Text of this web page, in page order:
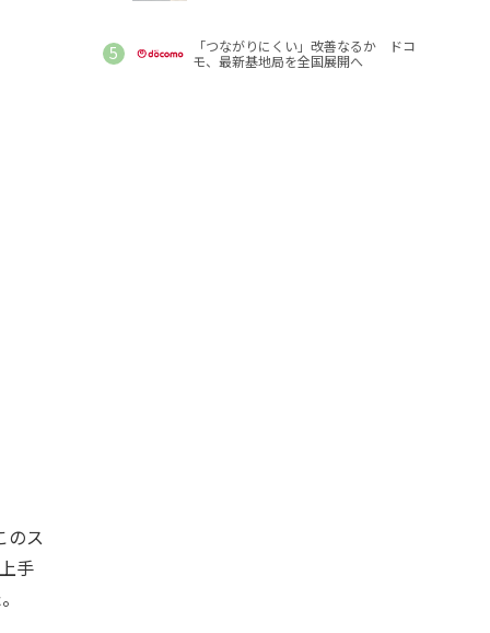
のス
手
「つながりにくい」改善なるか ドコ
モ、最新基地局を全国展開へ